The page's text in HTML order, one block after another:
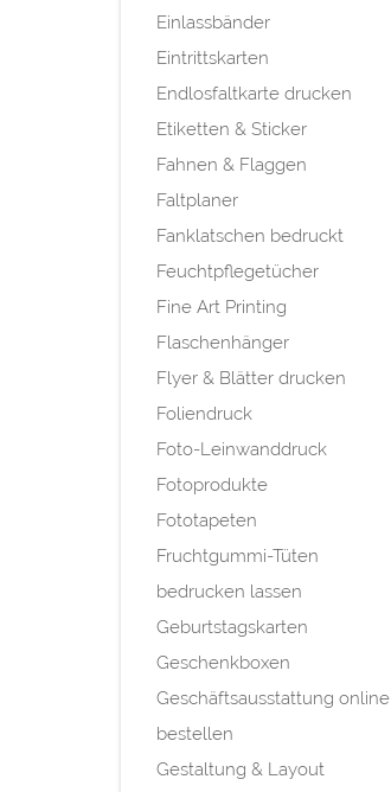
Einlassbänder
Eintrittskarten
Endlosfaltkarte drucken
Etiketten & Sticker
Fahnen & Flaggen
Faltplaner
Fanklatschen bedruckt
Feuchtpflegetücher
Fine Art Printing
Flaschenhänger
Flyer & Blätter drucken
Foliendruck
Foto-Leinwanddruck
Fotoprodukte
Fototapeten
Fruchtgummi-Tüten
bedrucken lassen
Geburtstagskarten
Geschenkboxen
Geschäftsausstattung online
bestellen
Gestaltung & Layout